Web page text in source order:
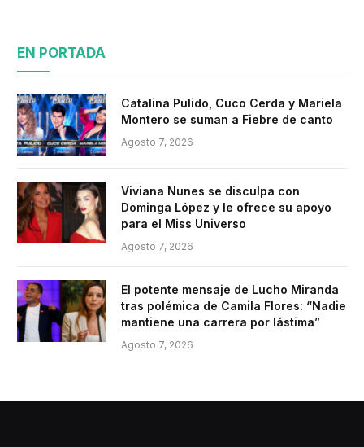
EN PORTADA
Catalina Pulido, Cuco Cerda y Mariela
Montero se suman a Fiebre de canto
Agosto 7, 2026
Viviana Nunes se disculpa con
Dominga López y le ofrece su apoyo
para el Miss Universo
Agosto 7, 2026
El potente mensaje de Lucho Miranda
tras polémica de Camila Flores: “Nadie
mantiene una carrera por lástima”
Agosto 7, 2026